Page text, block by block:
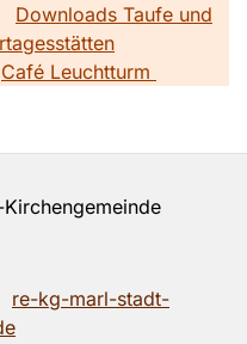
Downloads Taufe und
Café Leuchtturm
re-kg-marl-stadt-